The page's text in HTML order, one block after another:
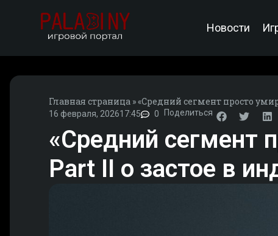
Новости
Главная страница »«Средний сегмент просто
16 февраля, 202617:45 0 Поделиться
«Средний сегмент
Part II о застое в